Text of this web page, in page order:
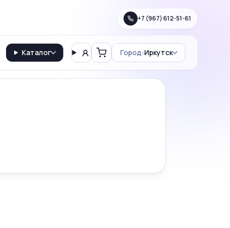
+7 (967) 612-51-61
Каталог ВходКорзинаГород:Иркутск